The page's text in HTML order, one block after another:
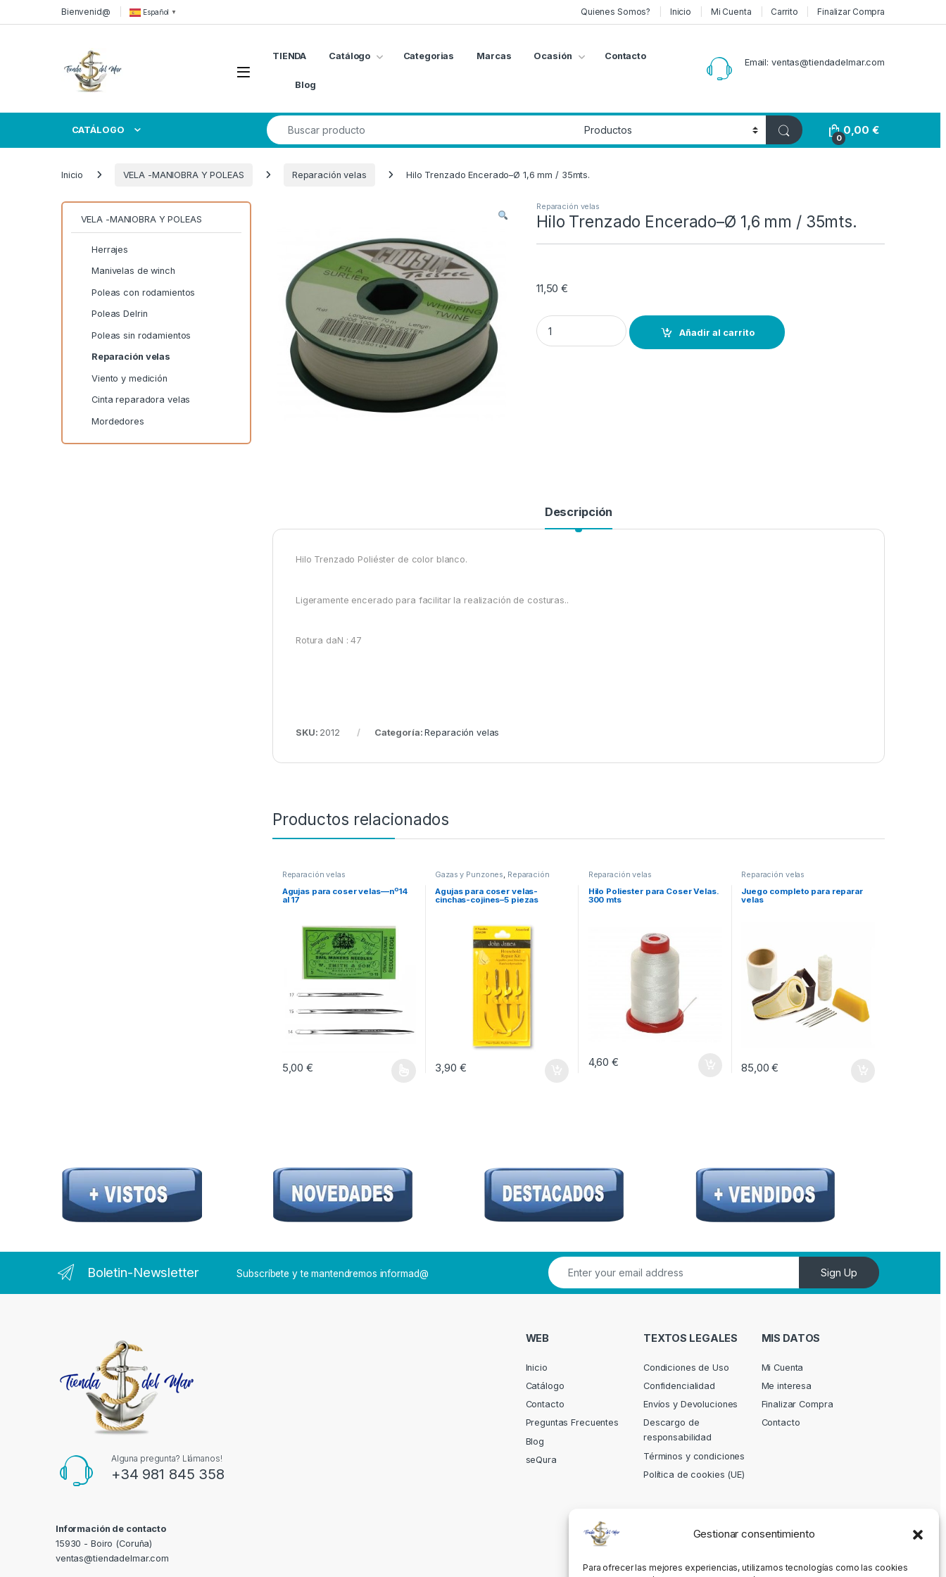
Gestionar consentimiento
Para ofrecer las mejores experiencias, utilizamos tecnologías como las cookies
Skip to navigation
Skip to contentBienvenid@ Español ▼ Quienes Somos? Inicio Mi Cuenta Carrito Finalizar Compra
Open
TIENDA Catálogo Categorias Marcas Ocasión Contacto
Blog
Email: ventas@tiendadelmar.com
CATÁLOGO
Search for:
0
0,00€
Inicio VELA -MANIOBRA Y POLEAS Reparación velas Hilo Trenzado Encerado–Ø 1,6 mm / 35mts.
Reparación velas
Hilo Trenzado Encerado–Ø 1,6 mm / 35mts.
11,50€
Hilo Trenzado Encerado--Ø 1,6 mm / 35mts. quantity
Añadir al carrito
Descripción
Hilo Trenzado Poliéster de color blanco.
Ligeramente encerado para facilitar la realización de costuras..
Rotura daN : 47
SKU: 2012 Categoría:Reparación velas
Productos relacionados
Reparación velas
Agujas para coser velas—nº14
al 17
5,00€
Gazas y Punzones, Reparación
Agujas para coser velas-
cinchas-cojines–5 piezas
3,90 €
Reparación velas
Hilo Poliester para Coser Velas.
300 mts
4,60€
Reparación velas
Juego completo para reparar
velas
85,00€
VELA -MANIOBRA Y POLEAS
Herrajes
Manivelas de winch
Poleas con rodamientos
Poleas Delrin
Poleas sin rodamientos
Reparación velas
Viento y medición
Cinta reparadora velas
Mordedores
Boletin-Newsletter Subscríbete y te mantendremos informad@ Sign Up
Alguna pregunta? Llámanos!
+34 981 845 358
Información de contacto
15930 - Boiro (Coruña)
ventas@tiendadelmar.com
WEB
Inicio
Catálogo
Contacto
Preguntas Frecuentes
Blog
seQura
TEXTOS LEGALES
Condiciones de Uso
Confidencialidad
Envíos y Devoluciones
Descargo de
responsabilidad
Términos y condiciones
Política de cookies (UE)
MIS DATOS
Mi Cuenta
Me interesa
Finalizar Compra
Contacto